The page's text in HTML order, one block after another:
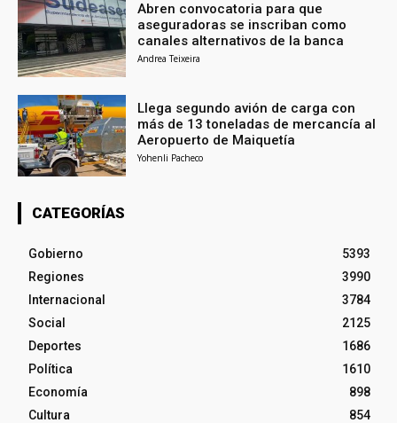
Abren convocatoria para que
aseguradoras se inscriban como
canales alternativos de la banca
Andrea Teixeira
Llega segundo avión de carga con
más de 13 toneladas de mercancía al
Aeropuerto de Maiquetía
Yohenli Pacheco
CATEGORÍAS
Gobierno
5393
Regiones
3990
Internacional
3784
Social
2125
Deportes
1686
Política
1610
Economía
898
Cultura
854